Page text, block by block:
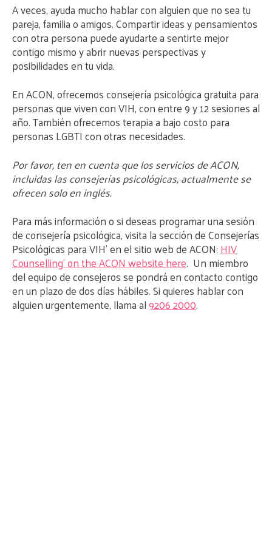
A veces, ayuda mucho hablar con alguien que no sea tu
pareja, familia o amigos. Compartir ideas y pensamientos
con otra persona puede ayudarte a sentirte mejor
contigo mismo y abrir nuevas perspectivas y
posibilidades en tu vida.
En ACON, ofrecemos consejería psicológica gratuita para
personas que viven con VIH, con entre 9 y 12 sesiones al
año. También ofrecemos terapia a bajo costo para
personas LGBTI con otras necesidades.
Por favor, ten en cuenta que los servicios de ACON,
incluidas las consejerías psicológicas, actualmente se
ofrecen solo en inglés.
Para más información o si deseas programar una sesión
de consejería psicológica, visita la sección de Consejerías
Psicológicas para VIH’ en el sitio web de ACON:HIV
Counselling’ on the ACON website here. Un miembro
del equipo de consejeros se pondrá en contacto contigo
en un plazo de dos días hábiles. Si quieres hablar con
alguien urgentemente, llama al9206 2000.